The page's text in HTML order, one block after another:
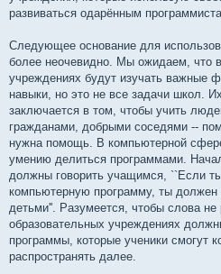
развиваться одарённым
Следующее основание для
более неочевидно. Мы ожидаем, что
учреждениях будут изучать важные
навыки, но это не все задачи школ.
заключается в том, чтобы учить
гражданами, добрыми соседями --
нужна помощь. В компьютерной
умению делиться программами.
должны говорить учащимся, ``Если
компьютерную программу, ты
детьми''. Разумеется, чтобы слова
образовательных учреждениях
программы, которые ученики смогут
распространять далее.